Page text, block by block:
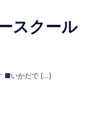
スクール
■いかだで […]